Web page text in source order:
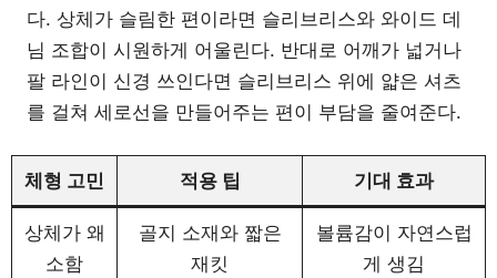
다. 상체가 슬림한 편이라면 슬리브리스와 와이드 데
님 조합이 시원하게 어울린다. 반대로 어깨가 넓거나
팔 라인이 신경 쓰인다면 슬리브리스 위에 얇은 셔츠
를 걸쳐 세로선을 만들어주는 편이 부담을 줄여준다.
체형 고민 적용 팁 기대 효과
상체가 왜
소함
골지 소재와 짧은
재킷
볼륨감이 자연스럽
게 생김